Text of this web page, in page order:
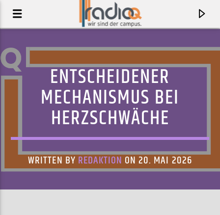
ENTSCHEIDENER
MECHANISMUS BEI
HERZSCHWÄCHE
WRITTEN BY REDAKTION ON 20. MAI 2026